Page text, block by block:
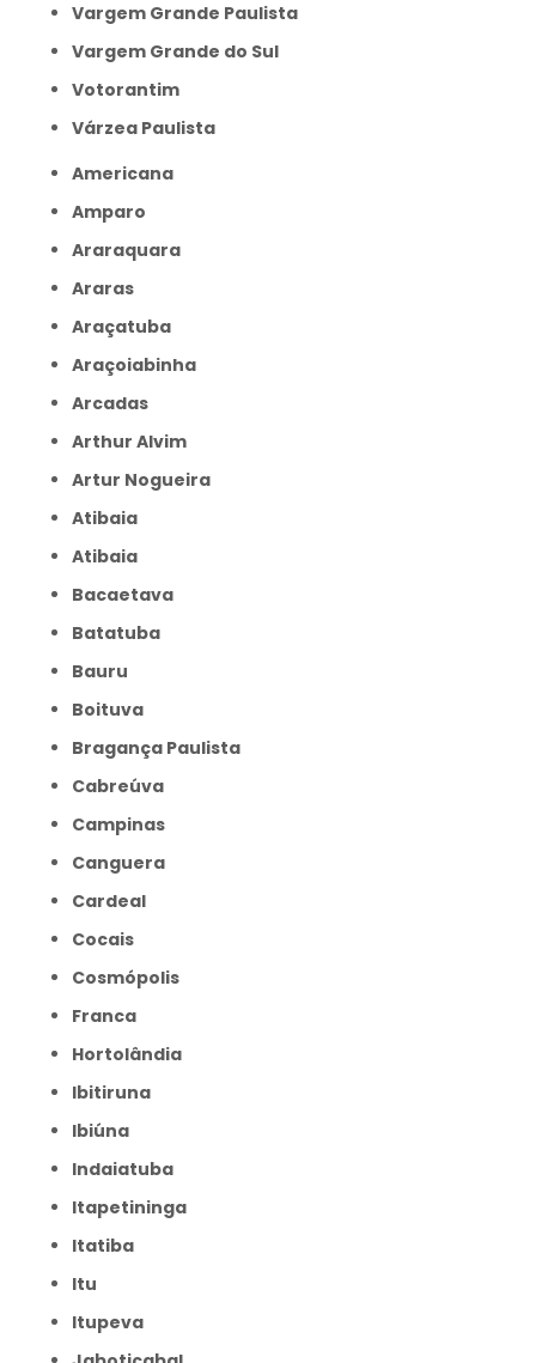
Vargem Grande Paulista
Vargem Grande do Sul
Votorantim
Várzea Paulista
Americana
Amparo
Araraquara
Araras
Araçatuba
Araçoiabinha
Arcadas
Arthur Alvim
Artur Nogueira
Atibaia
Atibaia
Bacaetava
Batatuba
Bauru
Boituva
Bragança Paulista
Cabreúva
Campinas
Canguera
Cardeal
Cocais
Cosmópolis
Franca
Hortolândia
Ibitiruna
Ibiúna
Indaiatuba
Itapetininga
Itatiba
Itu
Itupeva